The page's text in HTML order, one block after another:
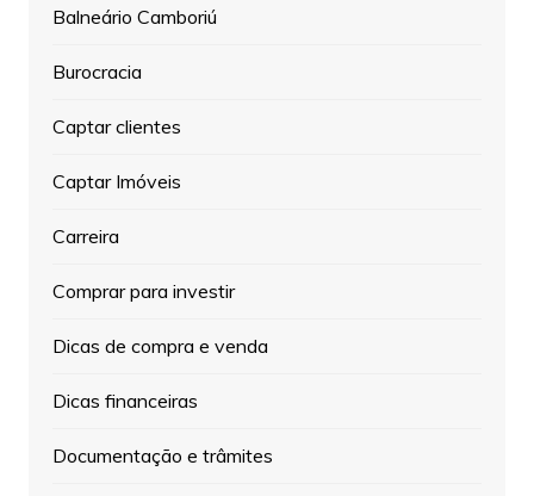
Balneário Camboriú
Burocracia
Captar clientes
Captar Imóveis
Carreira
Comprar para investir
Dicas de compra e venda
Dicas financeiras
Documentação e trâmites